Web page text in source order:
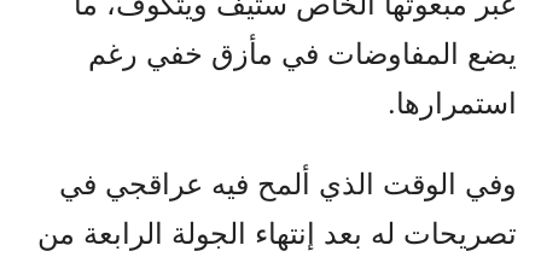
يضع المفاوضات في مأزق خفي رغم
استمرارها.
وفي الوقت الذي ألمح فيه عراقجي في
تصريحات له بعد إنتهاء الجولة الرابعة من